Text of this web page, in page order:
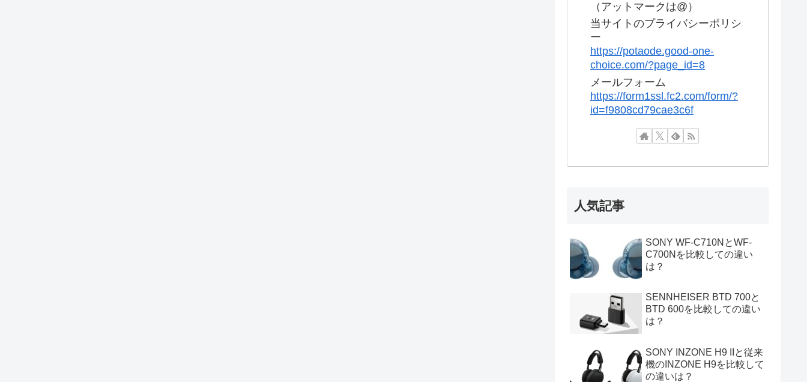
（アットマークは@）
当サイトのプライバシーポリシ
ー
https://potaode.good-one-
choice.com/?page_id=8
メールフォーム
https://form1ssl.fc2.com/form/?
id=f9808cd79cae3c6f
人気記事
SONY WF-C710NとWF-
C700Nを比較しての違い
は？
SENNHEISER BTD 700と
BTD 600を比較しての違い
は？
SONY INZONE H9 IIと従来
機のINZONE H9を比較して
の違いは？